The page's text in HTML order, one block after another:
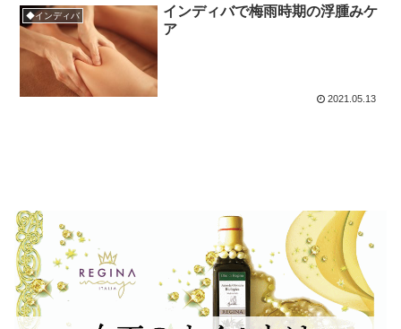
◆インディバ
インディバで梅雨時期の浮腫みケ
ア
2021.05.13